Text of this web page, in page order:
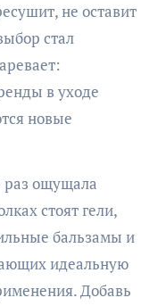
не оставит
стал
в уходе
новые
раз ощущала
стоят гели,
бальзамы и
идеальную
Добавь